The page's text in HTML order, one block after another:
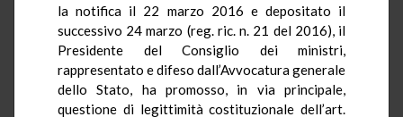
la notifica il 22 marzo 2016 e depositato il
successivo 24 marzo (reg. ric. n. 21 del 2016), il
Presidente del Consiglio dei ministri,
rappresentato e difeso dall’Avvocatura generale
dello Stato, ha promosso, in via principale,
questione di legittimità costituzionale dell’art.